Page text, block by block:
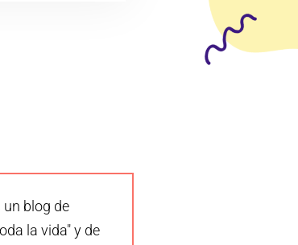
blog de
la vida" y de